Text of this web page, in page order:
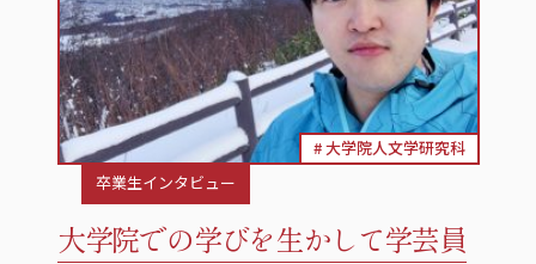
大学院人文学研究科
卒業生インタビュー
大学院での学びを生かして学芸員